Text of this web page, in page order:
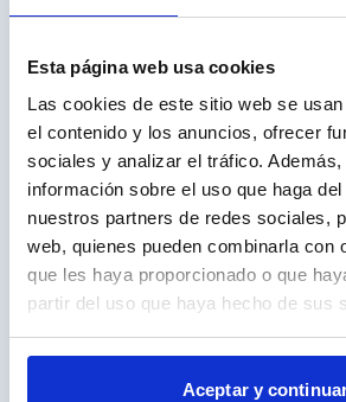
Esta página web usa cookies
Las cookies de este sitio web se
el contenido y los anuncios, ofrecer
sociales y analizar el tráfico.
información sobre el uso que haga
nuestros partners de redes sociales,
web, quienes pueden combinarla con
que les haya proporcionado o que
partir del uso que haya hecho de sus
Aceptar y
Seguridad
Estética5
Multimedia15
Accesorios12
Calcula tu cuota